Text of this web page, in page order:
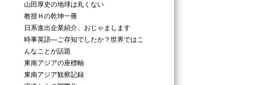
山田厚史の地球は丸くない
教授Ｈの乾坤一冊
日系進出企業紹介、おじゃまします
時事英語―ご存知でしたか？世界ではこ
んなことが話題
東南アジアの座標軸
東南アジア観察記録